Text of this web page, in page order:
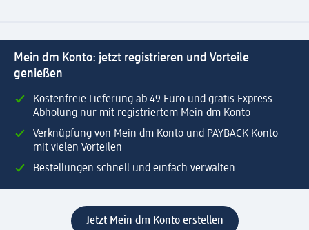
Mein dm Konto: jetzt registrieren und Vorteile
genießen
Kostenfreie Lieferung ab 49 Euro und gratis Express-
Abholung nur mit registriertem Mein dm Konto
Verknüpfung von Mein dm Konto und PAYBACK Konto
mit vielen Vorteilen
Bestellungen schnell und einfach verwalten.
Jetzt Mein dm Konto erstellen